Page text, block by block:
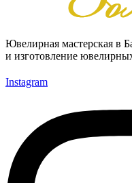
Ювелирная мастерская в
и изготовление
Instagram